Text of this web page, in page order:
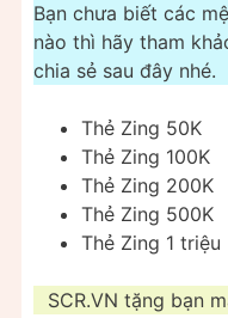
Bạn chưa biết các
nào thì hãy tham
chia sẻ sau đây nhé.
Thẻ Zing 50K
Thẻ Zing 100K
Thẻ Zing 200K
Thẻ Zing 500K
Thẻ Zing 1 triệu
SCR.VN tặng bạn